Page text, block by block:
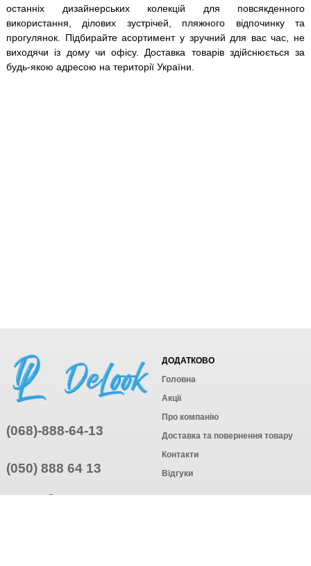
останніх дизайнерських колекцій для повсякденного
використання, ділових зустрічей, пляжного відпочинку та
прогулянок. Підбирайте асортимент у зручний для вас час, не
виходячи із дому чи офісу. Доставка товарів здійснюється за
будь-якою адресою на території України.
(068)-888-64-13
(050) 888 64 13
ДОДАТКОВО
Головна
Акції
Про компанію
Доставка та повернення товару
Контакти
Відгуки